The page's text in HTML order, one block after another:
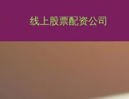
线上股票配资公司